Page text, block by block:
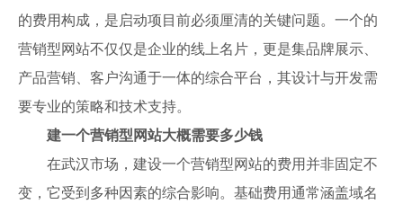
的费用构成，是启动项目前必须厘清的关键问题。一个的
营销型网站不仅仅是企业的线上名片，更是集品牌展示、
产品营销、客户沟通于一体的综合平台，其设计与开发需
要专业的策略和技术支持。
建一个营销型网站大概需要多少钱
在武汉市场，建设一个营销型网站的费用并非固定不
变，它受到多种因素的综合影响。基础费用通常涵盖域名